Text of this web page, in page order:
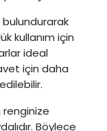
bulundurarak
kullanım için
ideal
için daha
Böylece